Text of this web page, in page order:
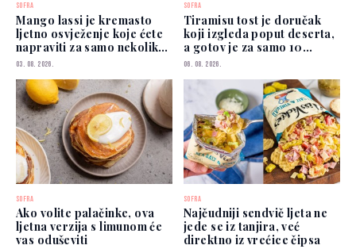
SOFRA
Mango lassi je kremasto
ljetno osvježenje koje ćete
napraviti za samo nekoliko
minuta
03. 08. 2026.
SOFRA
Tiramisu tost je doručak
koji izgleda poput deserta,
a gotov je za samo 10
minuta
06. 08. 2026.
SOFRA
Ako volite palačinke, ova
ljetna verzija s limunom će
vas oduševiti
SOFRA
Najčudniji sendvič ljeta ne
jede se iz tanjira, već
direktno iz vrećice čipsa